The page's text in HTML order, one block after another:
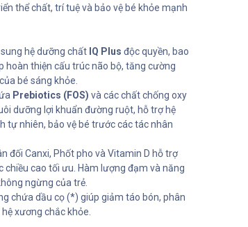
thể chất, trí tuệ và bảo vệ bé khỏe mạnh
sung hệ dưỡng chất IQ Plus độc quyền, bao
hoàn thiện cấu trúc não bộ, tăng cường
bé sáng khỏe.
Prebiotics (FOS) và các chất chống oxy
dưỡng lợi khuẩn đường ruột, hỗ trợ hệ
tự nhiên, bảo vệ bé trước các tác nhân
đối Canxi, Phốt pho và Vitamin D hỗ trợ
cao tối ưu. Hàm lượng đạm và năng
ngừng của trẻ.
chứa dầu cọ (*) giúp giảm táo bón, phân
xương chắc khỏe.